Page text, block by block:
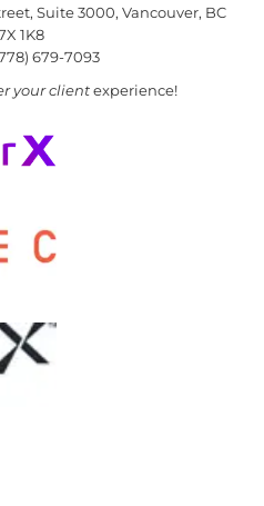
Suite 3000, Vancouver, BC
1K8
679-7093
your clientexperience!